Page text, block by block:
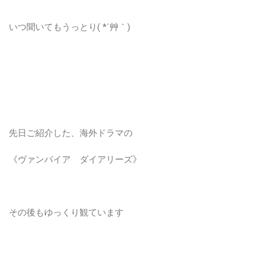
いつ聞いてもうっとり( *´艸｀)
先日ご紹介した、海外ドラマの
《ヴァンパイア ダイアリーズ》
その後もゆっくり観ています